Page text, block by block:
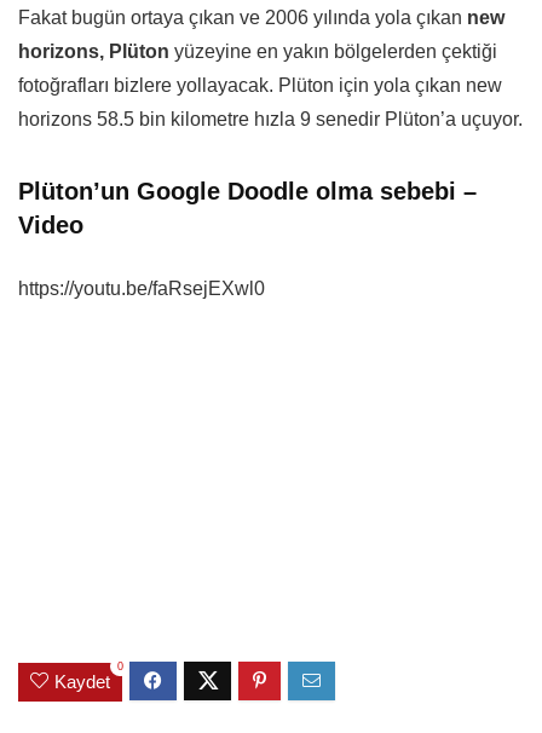
Fakat bugün ortaya çıkan ve 2006 yılında yola çıkan new
horizons, Plüton yüzeyine en yakın bölgelerden çektiği
fotoğrafları bizlere yollayacak. Plüton için yola çıkan new
horizons 58.5 bin kilometre hızla 9 senedir Plüton’a uçuyor.
Plüton’un Google Doodle olma sebebi –
Video
https://youtu.be/faRsejEXwl0
Kaydet
0